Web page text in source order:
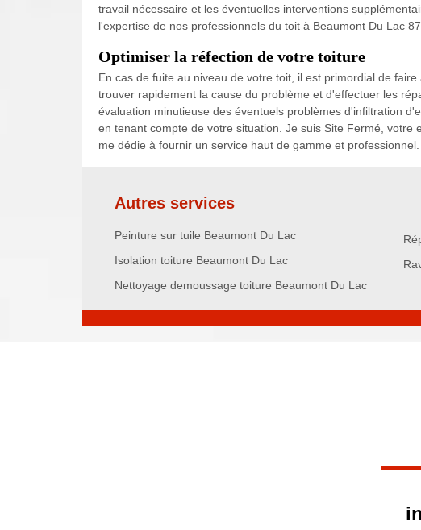
travail nécessaire et les éventuelles interventions
l'expertise de nos professionnels du toit à Beaumont Du Lac
Optimiser la réfection de votre toiture
En cas de fuite au niveau de votre toit, il est primordial de
trouver rapidement la cause du problème et d'effectuer les
évaluation minutieuse des éventuels problèmes d'infiltration
en tenant compte de votre situation. Je suis Site Fermé, votre
me dédie à fournir un service haut de gamme et professionnel.
Autres services
Peinture sur tuile Beaumont Du Lac
Isolation toiture Beaumont Du Lac
Nettoyage demoussage toiture Beaumont Du Lac